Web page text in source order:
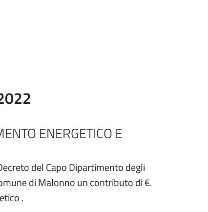
ENERGETICO E
del Capo Dipartimento degli
di Malonno un contributo di €.
.